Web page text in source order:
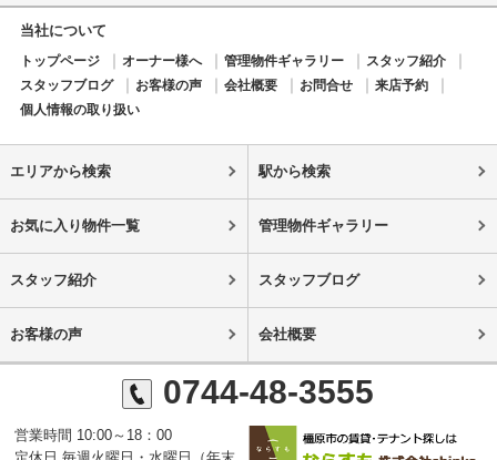
当社について
トップページ オーナー様へ 管理物件ギャラリー
スタッフ紹介
スタッフブログ
お客様の声 会社概要 お問合せ
来店予約
個人情報の取り扱い
エリアから検索 駅から検索
お気に入り物件一覧 管理物件ギャラリー
スタッフ紹介 スタッフブログ
お客様の声 会社概要
0744-48-3555
営業時間 10:00～18：00